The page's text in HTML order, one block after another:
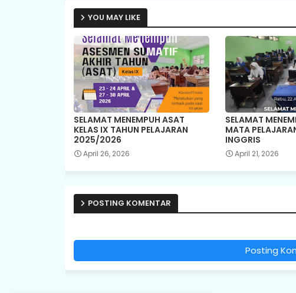
YOU MAY LIKE
SELAMAT MENEMPUH ASAT
KELAS IX TAHUN PELAJARAN
2025/2026
April 26, 2026
SELAMAT
MATA
INGGRIS
April 21, 2026
POSTING KOMENTAR
Posting